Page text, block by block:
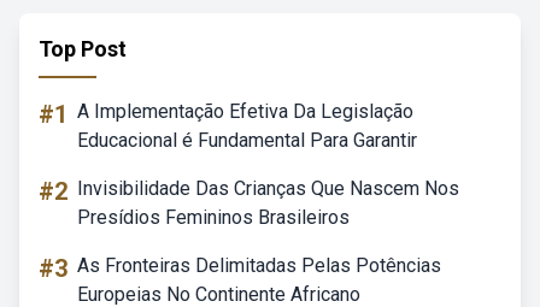
Top Post
#1 A Implementação Efetiva Da Legislação
Educacional é Fundamental Para Garantir
#2 Invisibilidade Das Crianças Que Nascem Nos
Presídios Femininos Brasileiros
#3 As Fronteiras Delimitadas Pelas Potências
Europeias No Continente Africano